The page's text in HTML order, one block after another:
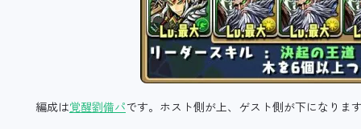
編成は覚醒劉備パです。ホスト側が上、ゲスト側が下になりま